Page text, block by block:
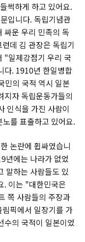
썩하게 하고 있어요.
입니다. 독립기념관
싸운 우리 민족의 독
데 김 관장은 독립기
"일제강점기 우리 국
다. 1910년 한일병합
민의 국적 역시 일본
지자 독립운동가들의
인식을 가진 사람이
를 표출하고 있어요.
논란에 휩싸였습니
년에는 나라가 없었
말하는 사람들도 있
. 이는 "대한민국은
쪽 사람들의 주장과
픽에서 일장기를 가
수의 국적이 일본이었